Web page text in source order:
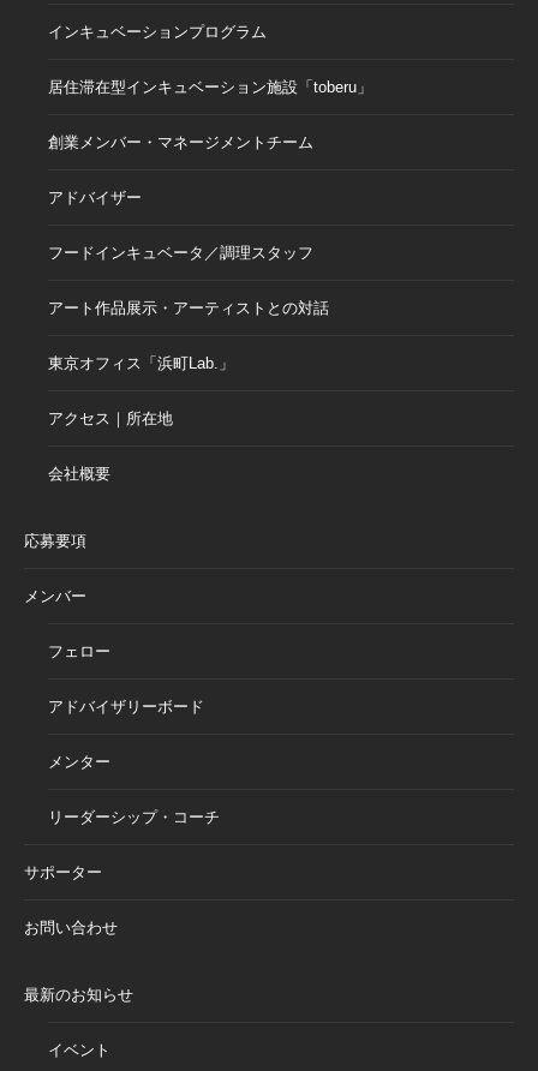
インキュベーションプログラム
居住滞在型インキュベーション施設「toberu」
創業メンバー・マネージメントチーム
アドバイザー
フードインキュベータ／調理スタッフ
アート作品展示・アーティストとの対話
東京オフィス「浜町Lab.」
アクセス｜所在地
会社概要
応募要項
メンバー
フェロー
アドバイザリーボード
メンター
リーダーシップ・コーチ
サポーター
お問い合わせ
最新のお知らせ
イベント